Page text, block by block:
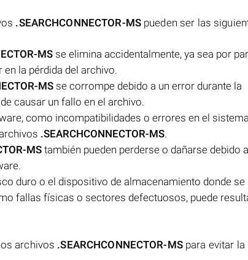
.SEARCHCONNECTOR-MSpueden ser las
MS se elimina accidentalmente, ya sea por
la pérdida del archivo.
MS se corrompe debido a un error durante la
causar un fallo en el archivo.
como incompatibilidades o errores en el sistema
.SEARCHCONNECTOR-MS.
MS también pueden perderse o dañarse debido
duro o el dispositivo de almacenamiento donde se
fallas físicas o sectores defectuosos, puede
archivos .SEARCHCONNECTOR-MSpara evitar la